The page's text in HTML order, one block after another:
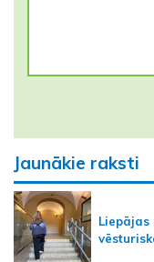
Jaunākie raksti
Liepājas